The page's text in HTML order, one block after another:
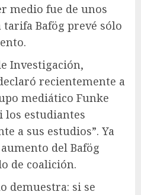
medio fue de unos
tarifa Bafög prevé sólo
Investigación,
recientemente a
mediático Funke
los estudiantes
a sus estudios”. Ya
del Bafög
de coalición.
demuestra: si se